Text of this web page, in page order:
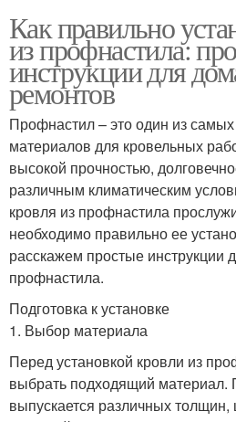
Как правильно
из профнастила:
инструкции для
ремонтов
Профнастил – это один из
материалов для кровельных
высокой прочностью,
различным климатическим
кровля из профнастила
необходимо правильно ее
расскажем простые инструкции
профнастила.
Подготовка к установке
1. Выбор материала
Перед установкой кровли из
выбрать подходящий материал.
выпускается различных толщин,